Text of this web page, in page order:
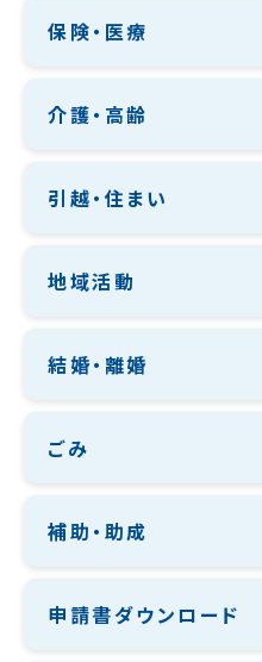
保険・医療
介護・高齢
引越・住まい
地域活動
結婚・離婚
ごみ
補助・助成
申請書ダウンロード